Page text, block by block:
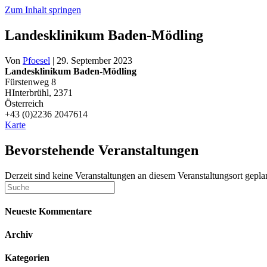
Zum Inhalt springen
Landesklinikum Baden-Mödling
Von Pfoesel | 29. September 2023
Landesklinikum Baden-Mödling
Fürstenweg 8
HInterbrühl, 2371
Österreich
+43 (0)2236 2047614
KarteLandesklinikum
Mödling
Bevorstehende Veranstaltungen
Derzeit sind keine Veranstaltungen an diesem Veranstaltungsort
Neueste Kommentare
Archiv
Kategorien